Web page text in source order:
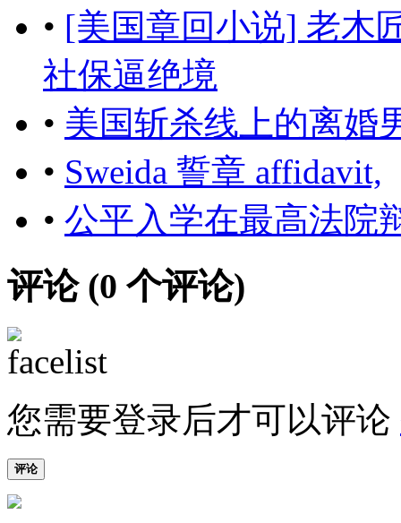
• [美国章回小说] 老木
社保逼绝境
• 美国斩杀线上的离婚
• Sweida 誓章 affidavit,
• 公平入学在最高法院
评论 (0 个评论)
您需要登录后才可以评论
评论